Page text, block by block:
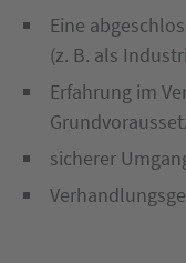
Eine
(z. B. als
Erfahrung im
sicherer